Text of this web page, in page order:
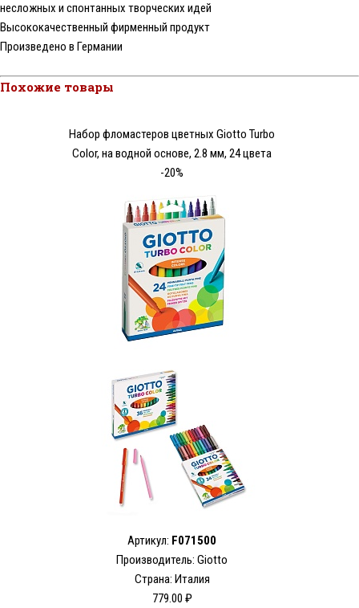
несложных и спонтанных творческих идей
Высококачественный фирменный продукт
Произведено в Германии
Похожие товары
Набор фломастеров цветных Giotto Turbo
Color, на водной основе, 2.8 мм, 24 цвета
-20%
Артикул: F071500
Производитель: Giotto
Страна: Италия
779.00 ₽